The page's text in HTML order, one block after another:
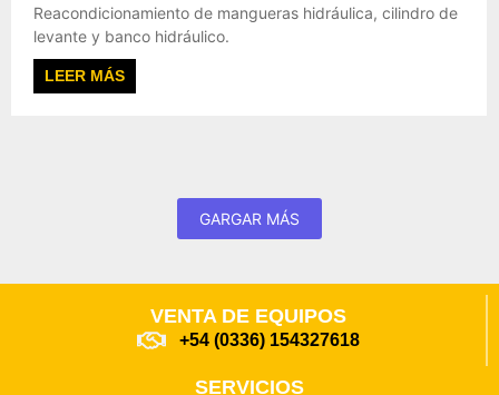
Reacondicionamiento de mangueras hidráulica, cilindro de
levante y banco hidráulico.
LEER MÁS
GARGAR MÁS
VENTA DE EQUIPOS
+54 (0336) 154327618
SERVICIOS